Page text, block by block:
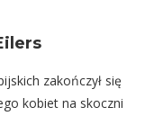
zakończył się
kobiet na skoczni